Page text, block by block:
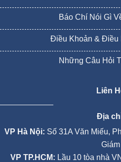
Báo Chí Nói Gì
Điều Khoản & Điều
Những Câu Hỏi
Liên
Địa
VP Hà Nội: Số 31A Văn Miếu,
Giám
VP TP.HCM: Lầu 10 tòa nhà